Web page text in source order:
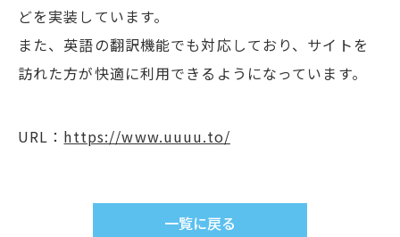
どを実装しています。
また、英語の翻訳機能でも対応しており、サイトを
訪れた方が快適に利用できるようになっています。
URL： https://www.uuuu.to/
一覧に戻る